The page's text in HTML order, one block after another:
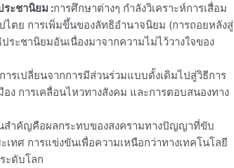
ระชานิยม :การศึกษาต่างๆ กำลังวิเคราะห์การเสื่อม
ไตย การเพิ่มขึ้นของลัทธิอำนาจนิยม (การถอยหลังสู่
ระชานิยมอันเนื่องมาจากความไม่ไว้วางใจของ
การเปลี่ยนจากการมีส่วนร่วมแบบดั้งเดิมไปสู่วิธีการ
ง การเคลื่อนไหวทางสังคม และการตอบสนองทาง
สำคัญคือผลกระทบของสงครามทางปัญญาที่ขับ
ทศ การแข่งขันเพื่อความเหนือกว่าทางเทคโนโลยี
ะดับโลก